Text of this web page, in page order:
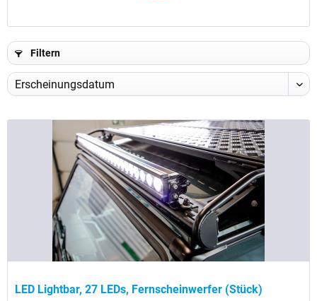
Filtern
LED Lightbar, 27 LEDs, Fernscheinwerfer (Stück)